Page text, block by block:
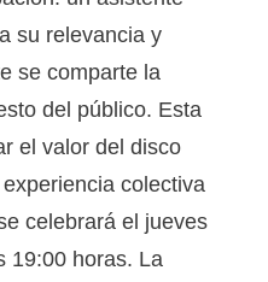
su relevancia y
se comparte la
del público. Esta
el valor del disco
colectiva
celebrará el jueves
19:00 horas. La